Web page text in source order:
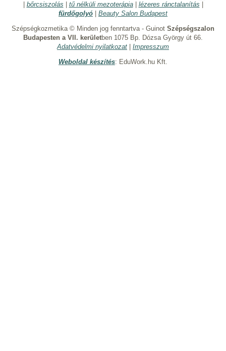
bőrcsiszolás tű nélküli mezoterápia| lézeres ránctalanítás
fürdőgolyó
Beauty Salon Budapest
Szépségkozmetika © Minden jog fenntartva - Guinot Szépségszalon
Budapesten a VII. kerületben 1075 Bp. Dózsa György út 66.
Adatvédelmi nyilatkozat
Impresszum
Weboldal készítés: EduWork.hu Kft.